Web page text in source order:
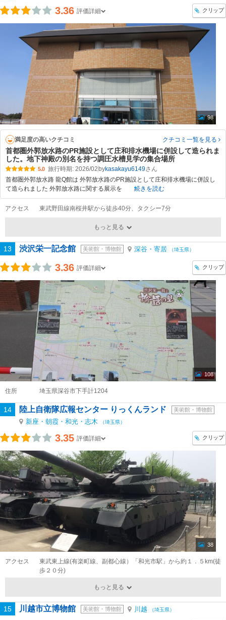
3.36 評価詳細 クリップ
98
満足度の高いクチコミ クチコミ一覧を見る
首都圏外郭放水路のPR施設として庄和排水機場に併設して造られま
した。地下神殿の別名を持つ調圧水槽見学の集合場所
5.0 旅行時期: 2026/02 bykasakayu6149
首都圏外郭放水路 龍Q館は 外郭放水路のPR施設として庄和排水機場に併設し
て造られました 外郭放水路に関する展示を
続きを読む
アクセス 東武野田線南桜井駅から徒歩40分、タクシー7分
もっと見る
13 渋沢栄一記念館 美術館・博物館 深谷・寄居 （埼玉県）
3.36 評価詳細 クリップ
108
住所 埼玉県深谷市下手計1204
14 陸上自衛隊広報センター りっくんランド 美術館・博物館
新座・朝霞・和光・志木 （埼玉県）
3.35 評価詳細 クリップ
38
アクセス
東武東上線(有楽町線、副都心線）「和光市駅」から約１．５km(徒
歩２０分)
もっと見る
15 川越市立博物館 美術館・博物館 川越 （埼玉県）